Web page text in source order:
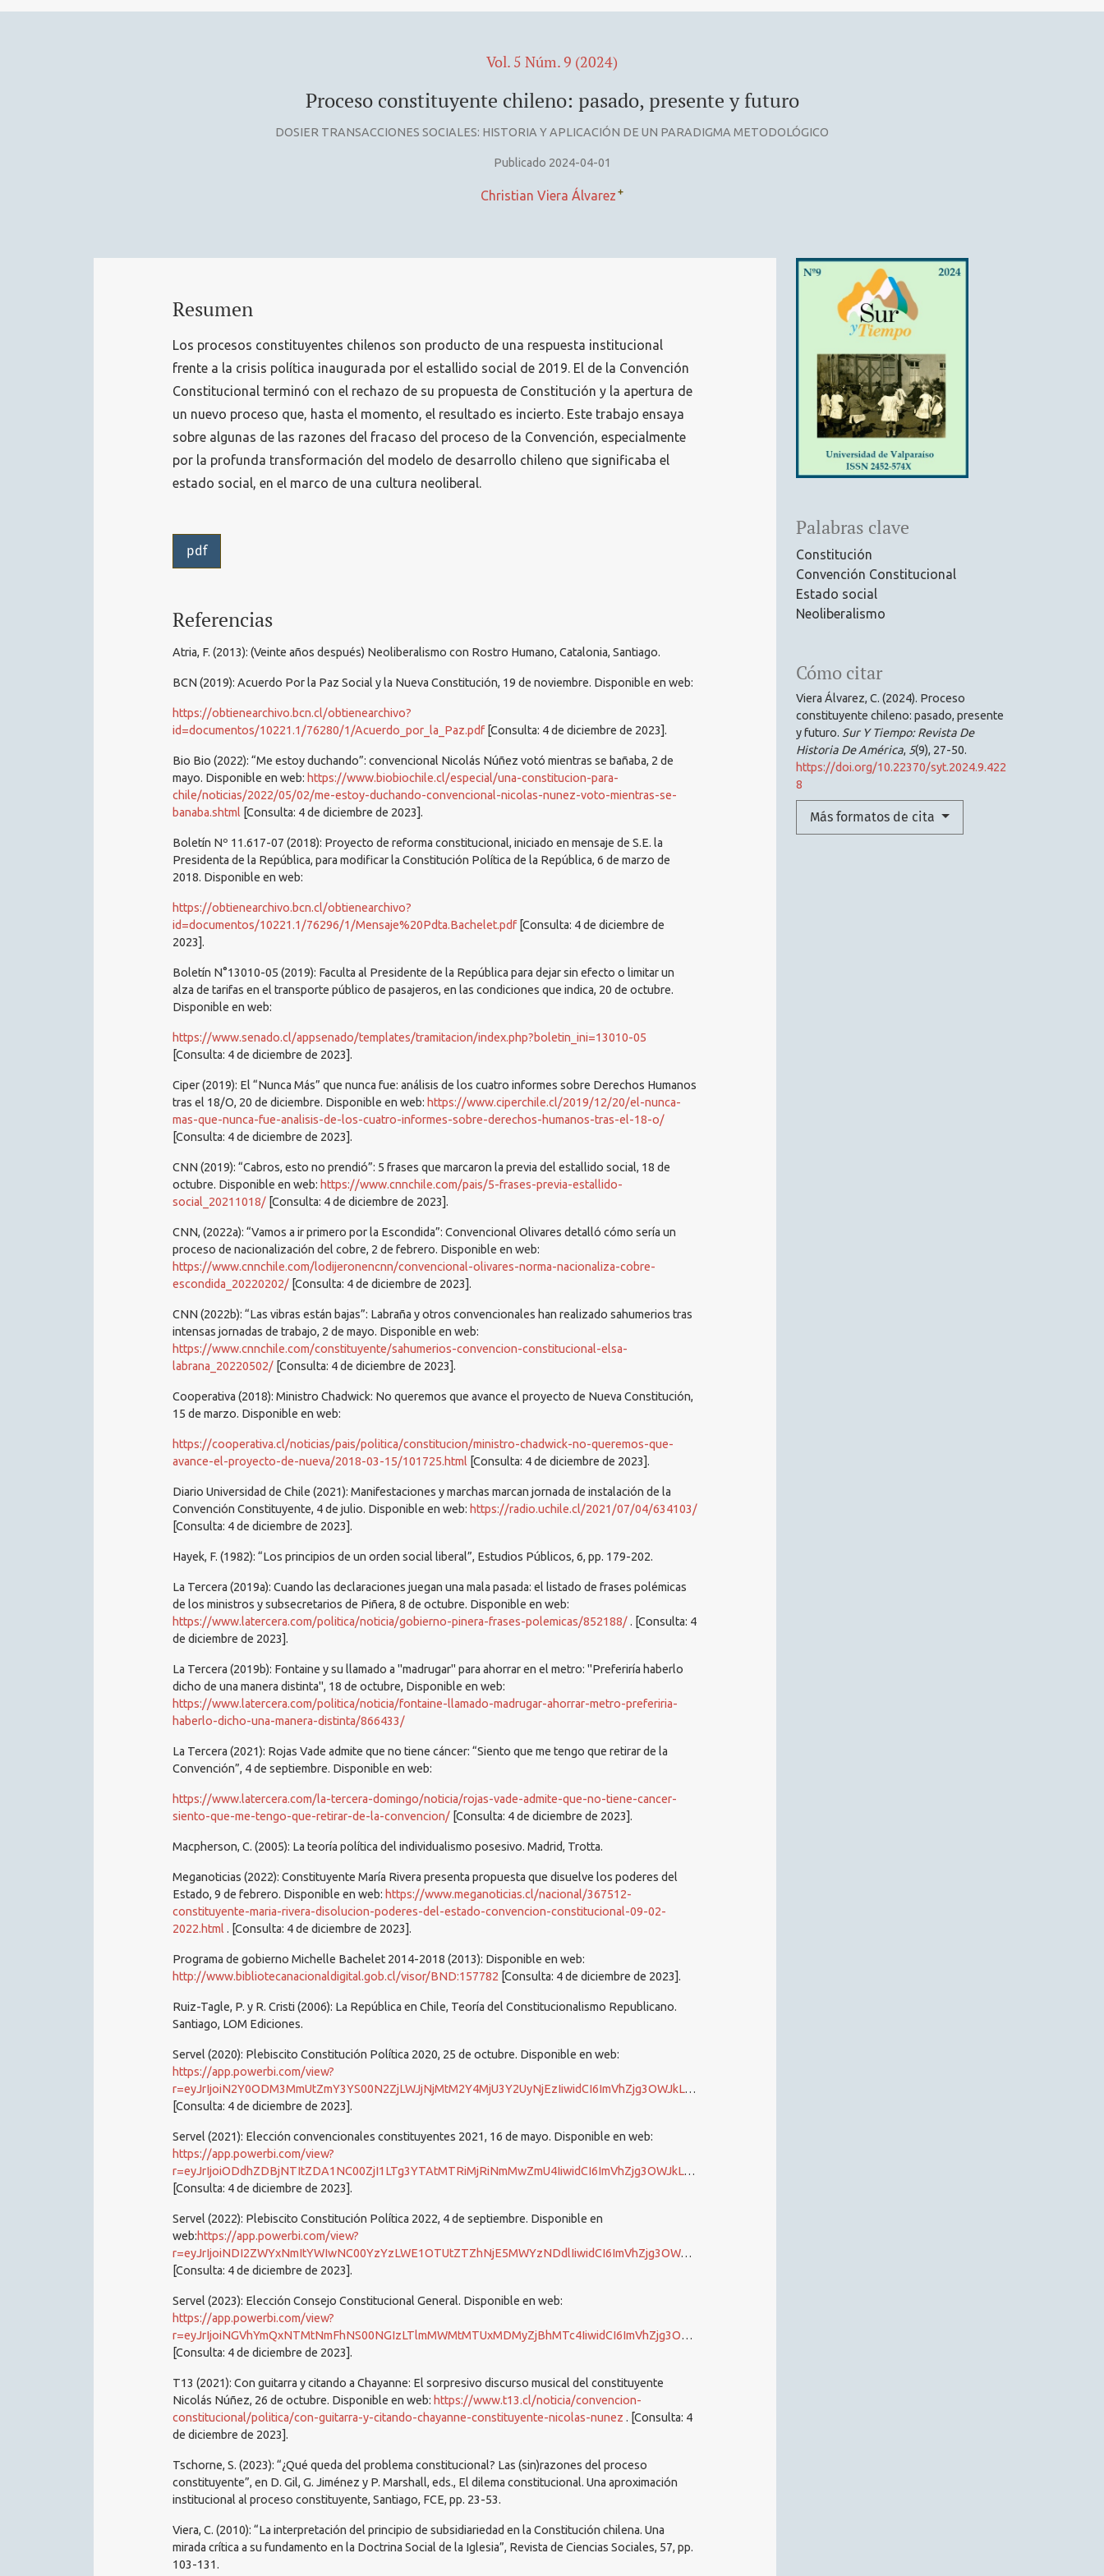
Vol. 5 Núm. 9 (2024)
Proceso constituyente chileno: pasado, presente y futuro
DOSIER TRANSACCIONES SOCIALES: HISTORIA Y APLICACIÓN DE UN PARADIGMA METODOLÓGICO
Publicado 2024-04-01
Christian Viera Álvarez +
Palabras clave
Constitución
Convención Constitucional
Estado social
Neoliberalismo
Cómo citar
Viera Álvarez, C. (2024). Proceso
constituyente chileno: pasado, presente
y futuro. Sur Y Tiempo: Revista De
Historia De América, 5(9), 27-50.
https://doi.org/10.22370/syt.2024.9.422
8
Más formatos de cita
Resumen
Los procesos constituyentes chilenos son producto de una respuesta institucional
frente a la crisis política inaugurada por el estallido social de 2019. El de la Convención
Constitucional terminó con el rechazo de su propuesta de Constitución y la apertura de
un nuevo proceso que, hasta el momento, el resultado es incierto. Este trabajo ensaya
sobre algunas de las razones del fracaso del proceso de la Convención, especialmente
por la profunda transformación del modelo de desarrollo chileno que significaba el
estado social, en el marco de una cultura neoliberal.
pdf
Referencias
Atria, F. (2013): (Veinte años después) Neoliberalismo con Rostro Humano, Catalonia, Santiago.
BCN (2019): Acuerdo Por la Paz Social y la Nueva Constitución, 19 de noviembre. Disponible en web:
https://obtienearchivo.bcn.cl/obtienearchivo?
id=documentos/10221.1/76280/1/Acuerdo_por_la_Paz.pdf[Consulta: 4 de diciembre de 2023].
Bio Bio (2022): “Me estoy duchando”: convencional Nicolás Núñez votó mientras se bañaba, 2 de
mayo. Disponible en web: https://www.biobiochile.cl/especial/una-constitucion-para-
chile/noticias/2022/05/02/me-estoy-duchando-convencional-nicolas-nunez-voto-mientras-se-
banaba.shtml [Consulta: 4 de diciembre de 2023].
Boletín Nº 11.617-07 (2018): Proyecto de reforma constitucional, iniciado en mensaje de S.E. la
Presidenta de la República, para modificar la Constitución Política de la República, 6 de marzo de
2018. Disponible en web:
https://obtienearchivo.bcn.cl/obtienearchivo?
id=documentos/10221.1/76296/1/Mensaje%20Pdta.Bachelet.pdf[Consulta: 4 de diciembre de
2023].
Boletín N°13010-05 (2019): Faculta al Presidente de la República para dejar sin efecto o limitar un
alza de tarifas en el transporte público de pasajeros, en las condiciones que indica, 20 de octubre.
Disponible en web:
https://www.senado.cl/appsenado/templates/tramitacion/index.php?boletin_ini=13010-05
[Consulta: 4 de diciembre de 2023].
Ciper (2019): El “Nunca Más” que nunca fue: análisis de los cuatro informes sobre Derechos Humanos
tras el 18/O, 20 de diciembre. Disponible en web: https://www.ciperchile.cl/2019/12/20/el-nunca-
mas-que-nunca-fue-analisis-de-los-cuatro-informes-sobre-derechos-humanos-tras-el-18-o/
[Consulta: 4 de diciembre de 2023].
CNN (2019): “Cabros, esto no prendió”: 5 frases que marcaron la previa del estallido social, 18 de
octubre. Disponible en web: https://www.cnnchile.com/pais/5-frases-previa-estallido-
social_20211018/ [Consulta: 4 de diciembre de 2023].
CNN, (2022a): “Vamos a ir primero por la Escondida”: Convencional Olivares detalló cómo sería un
proceso de nacionalización del cobre, 2 de febrero. Disponible en web:
https://www.cnnchile.com/lodijeronencnn/convencional-olivares-norma-nacionaliza-cobre-
escondida_20220202/ [Consulta: 4 de diciembre de 2023].
CNN (2022b): “Las vibras están bajas”: Labraña y otros convencionales han realizado sahumerios tras
intensas jornadas de trabajo, 2 de mayo. Disponible en web:
https://www.cnnchile.com/constituyente/sahumerios-convencion-constitucional-elsa-
labrana_20220502/ [Consulta: 4 de diciembre de 2023].
Cooperativa (2018): Ministro Chadwick: No queremos que avance el proyecto de Nueva Constitución,
15 de marzo. Disponible en web:
https://cooperativa.cl/noticias/pais/politica/constitucion/ministro-chadwick-no-queremos-que-
avance-el-proyecto-de-nueva/2018-03-15/101725.html [Consulta: 4 de diciembre de 2023].
Diario Universidad de Chile (2021): Manifestaciones y marchas marcan jornada de instalación de la
Convención Constituyente, 4 de julio. Disponible en web: https://radio.uchile.cl/2021/07/04/634103/
[Consulta: 4 de diciembre de 2023].
Hayek, F. (1982): “Los principios de un orden social liberal”, Estudios Públicos, 6, pp. 179-202.
La Tercera (2019a): Cuando las declaraciones juegan una mala pasada: el listado de frases polémicas
de los ministros y subsecretarios de Piñera, 8 de octubre. Disponible en web:
https://www.latercera.com/politica/noticia/gobierno-pinera-frases-polemicas/852188/. [Consulta: 4
de diciembre de 2023].
La Tercera (2019b): Fontaine y su llamado a "madrugar" para ahorrar en el metro: "Preferiría haberlo
dicho de una manera distinta", 18 de octubre, Disponible en web:
https://www.latercera.com/politica/noticia/fontaine-llamado-madrugar-ahorrar-metro-preferiria-
haberlo-dicho-una-manera-distinta/866433/
La Tercera (2021): Rojas Vade admite que no tiene cáncer: “Siento que me tengo que retirar de la
Convención”, 4 de septiembre. Disponible en web:
https://www.latercera.com/la-tercera-domingo/noticia/rojas-vade-admite-que-no-tiene-cancer-
siento-que-me-tengo-que-retirar-de-la-convencion/ [Consulta: 4 de diciembre de 2023].
Macpherson, C. (2005): La teoría política del individualismo posesivo. Madrid, Trotta.
Meganoticias (2022): Constituyente María Rivera presenta propuesta que disuelve los poderes del
Estado, 9 de febrero. Disponible en web: https://www.meganoticias.cl/nacional/367512-
constituyente-maria-rivera-disolucion-poderes-del-estado-convencion-constitucional-09-02-
2022.html . [Consulta: 4 de diciembre de 2023].
Programa de gobierno Michelle Bachelet 2014-2018 (2013): Disponible en web:
http://www.bibliotecanacionaldigital.gob.cl/visor/BND:157782 [Consulta: 4 de diciembre de 2023].
Ruiz-Tagle, P. y R. Cristi (2006): La República en Chile, Teoría del Constitucionalismo Republicano.
Santiago, LOM Ediciones.
Servel (2020): Plebiscito Constitución Política 2020, 25 de octubre. Disponible en web:
https://app.powerbi.com/view?
r=eyJrIjoiN2Y0ODM3MmUtZmY3YS00N2ZjLWJjNjMtM2Y4MjU3Y2UyNjEzIiwidCI6ImVhZjg3OWJkLWQzZWMtNDY1MC1iMTI5LTEzZGZkZjQ4NTlmZSJ9
[Consulta: 4 de diciembre de 2023].
Servel (2021): Elección convencionales constituyentes 2021, 16 de mayo. Disponible en web:
https://app.powerbi.com/view?
r=eyJrIjoiODdhZDBjNTItZDA1NC00ZjI1LTg3YTAtMTRiMjRiNmMwZmU4IiwidCI6ImVhZjg3OWJkLWQzZWMtNDY1MC1iMTI5LTEzZGZkZjQ4NTlmZSJ9
[Consulta: 4 de diciembre de 2023].
Servel (2022): Plebiscito Constitución Política 2022, 4 de septiembre. Disponible en
web:https://app.powerbi.com/view?
r=eyJrIjoiNDI2ZWYxNmItYWIwNC00YzYzLWE1OTUtZTZhNjE5MWYzNDdlIiwidCI6ImVhZjg3OWJkLWQzZWMtNDY1MC1iMTI5LTEzZGZkZjQ4NTlmZSJ9
[Consulta: 4 de diciembre de 2023].
Servel (2023): Elección Consejo Constitucional General. Disponible en web:
https://app.powerbi.com/view?
r=eyJrIjoiNGVhYmQxNTMtNmFhNS00NGIzLTlmMWMtMTUxMDMyZjBhMTc4IiwidCI6ImVhZjg3OWJkLWQzZWMtNDY1MC1iMTI5LTEzZGZkZjQ4NTlmZSJ9
[Consulta: 4 de diciembre de 2023].
T13 (2021): Con guitarra y citando a Chayanne: El sorpresivo discurso musical del constituyente
Nicolás Núñez, 26 de octubre. Disponible en web: https://www.t13.cl/noticia/convencion-
constitucional/politica/con-guitarra-y-citando-chayanne-constituyente-nicolas-nunez . [Consulta: 4
de diciembre de 2023].
Tschorne, S. (2023): “¿Qué queda del problema constitucional? Las (sin)razones del proceso
constituyente”, en D. Gil, G. Jiménez y P. Marshall, eds., El dilema constitucional. Una aproximación
institucional al proceso constituyente, Santiago, FCE, pp. 23-53.
Viera, C. (2010): “La interpretación del principio de subsidiariedad en la Constitución chilena. Una
mirada crítica a su fundamento en la Doctrina Social de la Iglesia”, Revista de Ciencias Sociales, 57, pp.
103-131.